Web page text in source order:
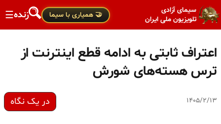
سیمای آزادی
تلویزیون ملی ایران
🤝 همیاری با سیما زنده☰
اعتراف ثابتی به ادامه قطع اینترنت از
ترس هسته‌های شورش
۱۴۰۵/۲/۱۳ در یک نگاه